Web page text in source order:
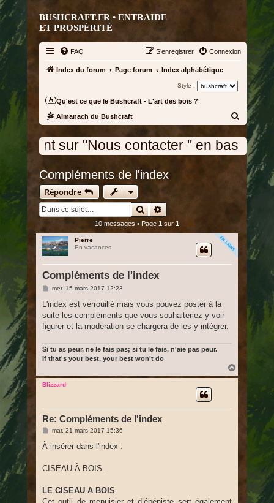
BUSHCRAFT.FR • ENTRAIDE
ET PROSPÉRITÉ
FAQ Connexion
S’enregistrer
Index du forum Page forum Index alphabétique
Style :
Qu'est ce que le Bushcraft - L'art des bois ?
Almanach du Bushcraft
e
" en bas de la page d'accueil ou
Compléments de l'index
Répondre
RechercherRecherche avancée
10 messages • Page 1 sur 1
Pierre
En vacances
Compléments de l'index
M
s
a
g
e
mer. 15 mars 2017 12:23
L'index est verrouillé mais vous pouvez poster à la
suite les compléments que vous souhaiteriez y voir
figurer et la modération se chargera de les y intégrer.
Si tu as peur, ne le fais pas; si tu le fais, n'aie pas peur.
If that's your best, your best won't do
a
Blizzard
Re: Compléments de l'index
M
s
g
mar. 21 mars 2017 15:36
À insérer dans l'index :
CISEAU À BOIS.
LE CISEAU A BOIS